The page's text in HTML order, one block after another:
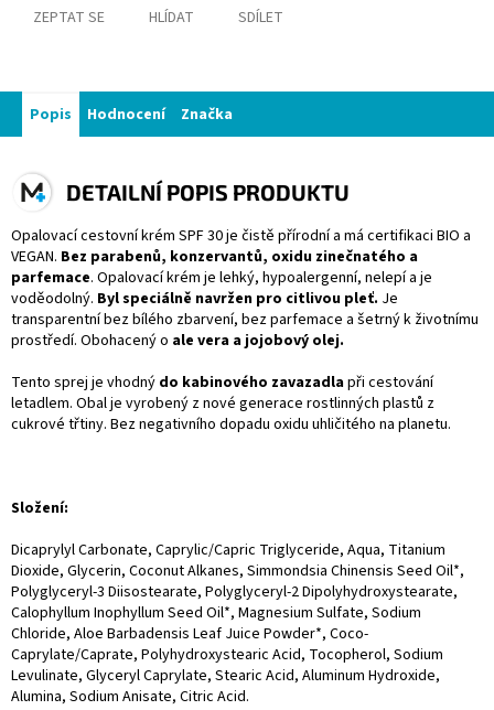
ZEPTAT SE HLÍDAT SDÍLET
Popis Hodnocení Značka
DETAILNÍ POPIS PRODUKTU
Opalovací cestovní krém SPF 30 je čistě přírodní a má certifikaci BIO a
VEGAN. Bez parabenů, konzervantů, oxidu zinečnatého a
parfemace. Opalovací krém je lehký, hypoalergenní, nelepí a je
voděodolný. Byl speciálně navržen pro citlivou pleť. Je
transparentní bez bílého zbarvení, bez parfemace a šetrný k životnímu
prostředí. Obohacený o ale vera a jojobový olej.
Tento sprej je vhodný do kabinového zavazadlapři cestování
letadlem. Obal je vyrobený z nové generace rostlinných plastů z
cukrové třtiny. Bez negativního dopadu oxidu uhličitého na planetu.
Složení:
Dicaprylyl Carbonate, Caprylic/Capric Triglyceride, Aqua, Titanium
Dioxide, Glycerin, Coconut Alkanes, Simmondsia Chinensis Seed Oil*,
Polyglyceryl-3 Diisostearate, Polyglyceryl-2 Dipolyhydroxystearate,
Calophyllum Inophyllum Seed Oil*, Magnesium Sulfate, Sodium
Chloride, Aloe Barbadensis Leaf Juice Powder*, Coco-
Caprylate/Caprate, Polyhydroxystearic Acid, Tocopherol, Sodium
Levulinate, Glyceryl Caprylate, Stearic Acid, Aluminum Hydroxide,
Alumina, Sodium Anisate, Citric Acid.